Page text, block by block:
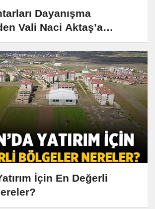
Dayanışma
Vali Naci Aktaş’a
İçin En Değerli